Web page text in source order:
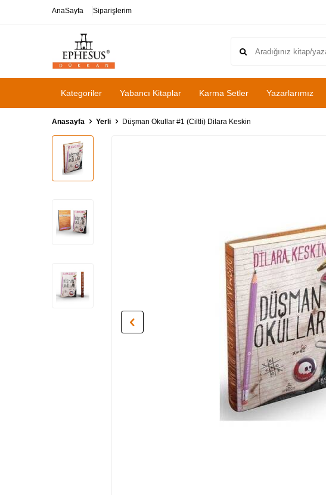
AnaSayfa Siparişlerim
Kategoriler Yabancı Kitaplar Karma Setler Yazarlarımız
Anasayfa Yerli Düşman Okullar #1 (Ciltli) Dilara Keskin